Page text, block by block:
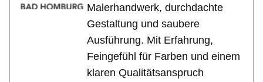
Malerhandwerk, durchdachte
Gestaltung und saubere
Ausführung. Mit Erfahrung,
Feingefühl für Farben und einem
klaren Qualitätsanspruch